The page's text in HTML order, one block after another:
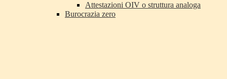
Attestazioni OIV o struttura analoga
Burocrazia zero